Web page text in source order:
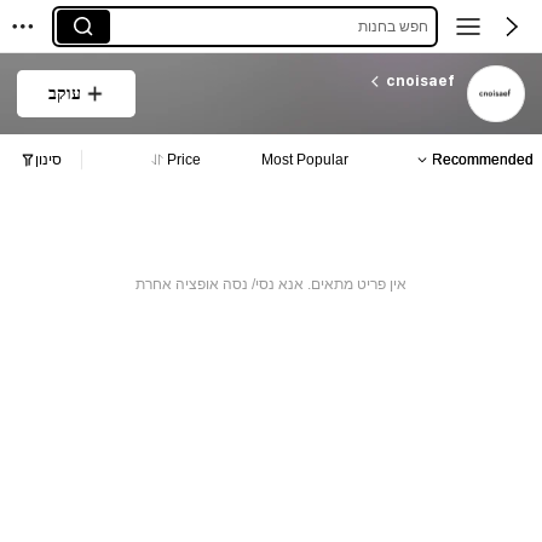
חפש בחנות
cnoisaef
עוקב
Recommended
Most Popular
Price סינון
אין פריט מתאים. אנא נסי/ נסה אופציה אחרת